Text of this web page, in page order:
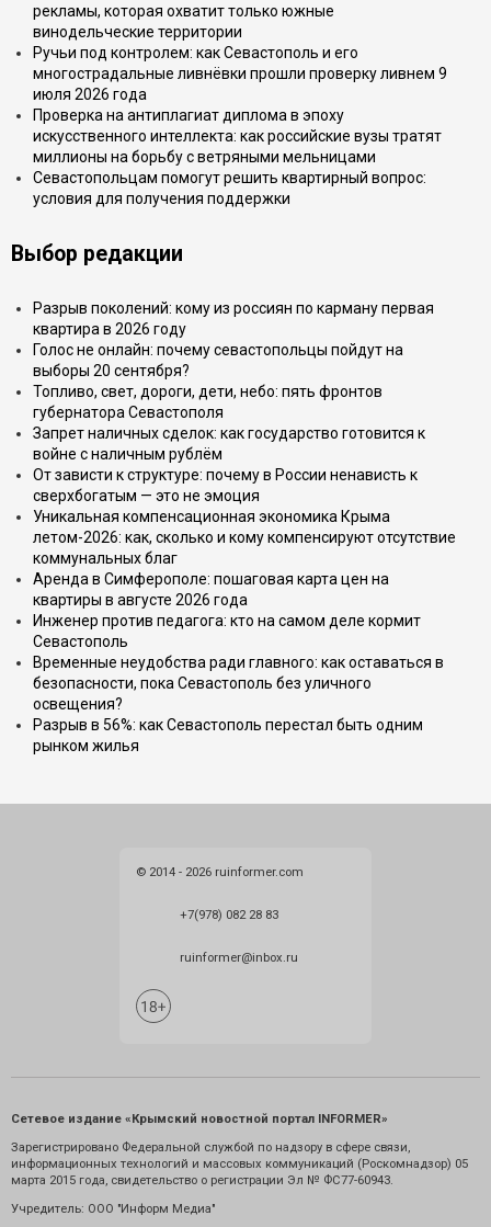
рекламы, которая охватит только южные
винодельческие территории
Ручьи под контролем: как Севастополь и его
многострадальные ливнёвки прошли проверку ливнем 9
июля 2026 года
Проверка на антиплагиат диплома в эпоху
искусственного интеллекта: как российские вузы тратят
миллионы на борьбу с ветряными мельницами
Севастопольцам помогут решить квартирный вопрос:
условия для получения поддержки
Выбор редакции
Разрыв поколений: кому из россиян по карману первая
квартира в 2026 году
Голос не онлайн: почему севастопольцы пойдут на
выборы 20 сентября?
Топливо, свет, дороги, дети, небо: пять фронтов
губернатора Севастополя
Запрет наличных сделок: как государство готовится к
войне с наличным рублём
От зависти к структуре: почему в России ненависть к
сверхбогатым — это не эмоция
Уникальная компенсационная экономика Крыма
летом-2026: как, сколько и кому компенсируют отсутствие
коммунальных благ
Аренда в Симферополе: пошаговая карта цен на
квартиры в августе 2026 года
Инженер против педагога: кто на самом деле кормит
Севастополь
Временные неудобства ради главного: как оставаться в
безопасности, пока Севастополь без уличного
освещения?
Разрыв в 56%: как Севастополь перестал быть одним
рынком жилья
© 2014 - 2026 ruinformer.com
+7(978) 082 28 83
ruinformer@inbox.ru
Сетевое издание «Крымский новостной портал INFORMER»
Зарегистрировано Федеральной службой по надзору в сфере связи,
информационных технологий и массовых коммуникаций (Роскомнадзор) 05
марта 2015 года, свидетельство о регистрации Эл № ФС77-60943.
Учредитель: ООО "Информ Медиа"